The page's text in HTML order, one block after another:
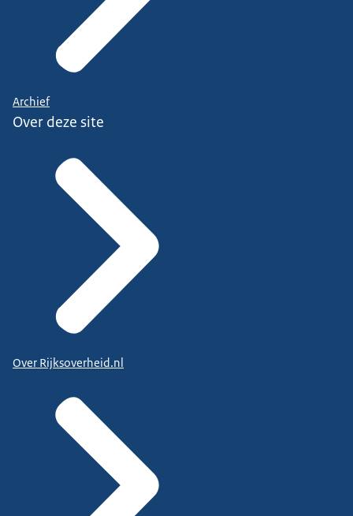
Archief
Over deze site
Over Rijksoverheid.nl